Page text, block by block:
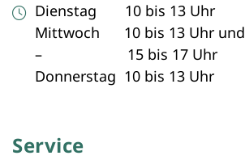
Dienstag 10 bis 13 Uhr
Mittwoch 10 bis 13 Uhr und
– 15 bis 17 Uhr
Donnerstag 10 bis 13 Uhr
Service